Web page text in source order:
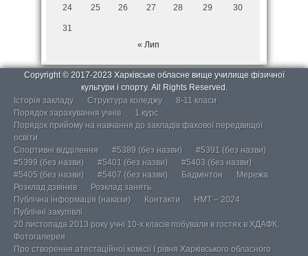
24 25 26 27 28 29 30
31
« Лип
Copyright © 2017-2023 Харківське обласне вище училище фізичної
культури і спорту. All Rights Reserved.
Історія закладу
Структура коледжу
8-11 класи
Порядок зарахування учнів
1 курс
Порядок прийому на навчання до закладів фахової передвищої
освіти
Спортивні відділення
#5389 (без назви)
#5391 (без назви)
#5399 (без назви)
#5401 (без назви)
#5403 (без назви)
#5405 (без назви)
#5407 (без назви) Бадмінтон
Мережа
Розклад дзвінків
Розклад занять
Публічна інформація (накази)
Контакти
НМТ – 2024
Публічні закупівлі
20 листопада 2013 року учні 10-х класів побували в гостях в ХДАФК.
Фотогалерея
Про створення атестаційної комісії І рівня Харківського обласного